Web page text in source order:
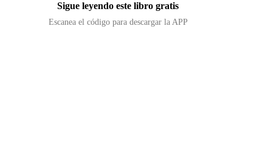
Sigue leyendo este libro gratis
Escanea el código para descargar la APP